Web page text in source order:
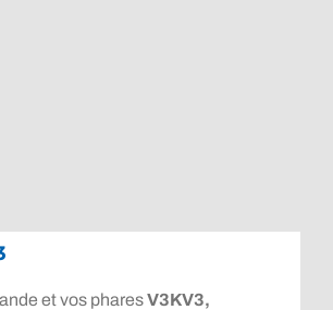
et vos pharesV3KV3,